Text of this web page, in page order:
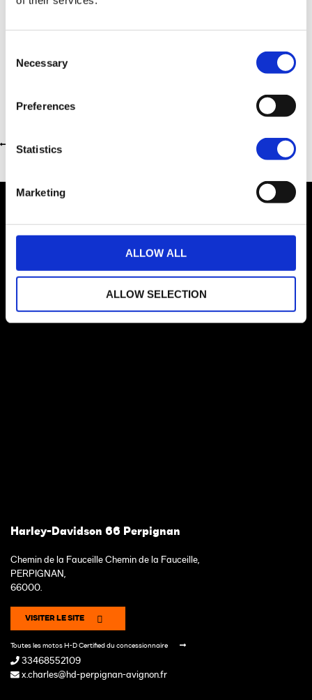
Selection
Necessary
Preferences
Statistics
Marketing
ALLOW ALL
ALLOW SELECTION
Revenir à la page précédente
Informations concessionnaire
Harley-Davidson 66 Perpignan
Chemin de la Fauceille Chemin de la Fauceille,
PERPIGNAN,
66000.
VISITER LE SITE
Toutes les motos H-D Certified du concessionnaire
33468552109
x.charles@hd-perpignan-avignon.fr